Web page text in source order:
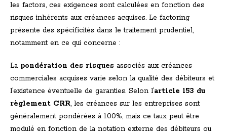
les factors, ces exigences sont calculées en fonction des
risques inhérents aux créances acquises. Le factoring
présente des spécificités dans le traitement prudentiel,
notamment en ce qui concerne :
La pondération des risques associés aux créances
commerciales acquises varie selon la qualité des débiteurs et
l’existence éventuelle de garanties. Selon l’article 153 du
règlement CRR, les créances sur les entreprises sont
généralement pondérées à 100%, mais ce taux peut être
modulé en fonction de la notation externe des débiteurs ou